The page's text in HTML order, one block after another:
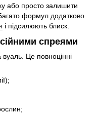
або просто залишити
формул додатково
і підсилюють блиск.
спреями
Це повноцінні